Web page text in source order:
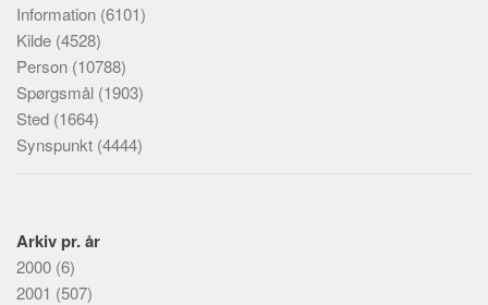
Information (6101)
Kilde (4528)
Person (10788)
Spørgsmål (1903)
Sted (1664)
Synspunkt (4444)
Arkiv pr. år
2000 (6)
2001 (507)